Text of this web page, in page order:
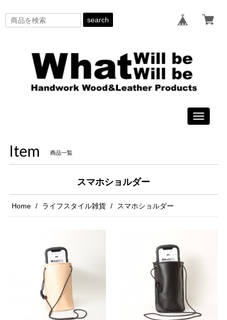
search
Toggle
Item 商品一覧
スマホショルダー
Home ライフスタイル雑貨 スマホショルダー